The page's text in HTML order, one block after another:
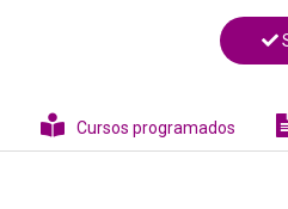
Cursos programados